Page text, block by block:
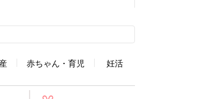
赤ちゃん・育児 妊活